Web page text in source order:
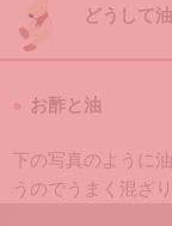
どうして
お酢と油
下の写真のように
うのでうまく混ざり